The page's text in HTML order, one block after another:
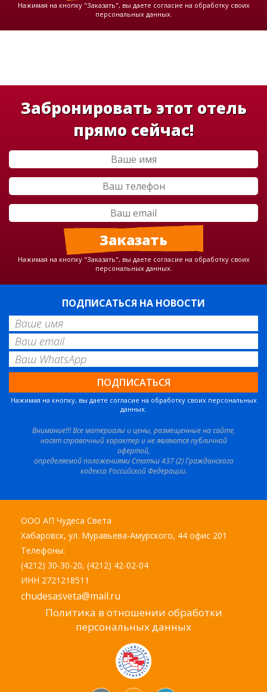
Нажимая на кнопку "Заказать", вы даете согласие на обработку своих
персональных данных.
Забронировать этот отель
прямо сейчас!
Нажимая на кнопку "Заказать", вы даете согласие на обработку своих
персональных данных.
ПОДПИСАТЬСЯ НА НОВОСТИ
Нажимая на кнопку, вы даете согласие на обработку своих персональных
данных.
Внимание!!! Все материалы и цены, размещенные на сайте,
носят справочный характер и не являются публичной
офертой,
определяемой положениями Статьи 437 (2) Гражданского
кодекса Российской Федерации.
ООО АП Чудеса Света
Хабаровск, ул. Муравьева-Амурского, 44 офис 201
Телефоны:
(4212) 30-30-20, (4212) 42-02-04
ИНН 2721218511
chudesasveta@mail.ru
Политика в отношении обработки
персональных данных